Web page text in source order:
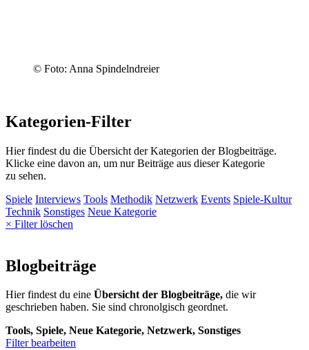
© Foto: Anna Spindelndreier
Kategorien-Filter
Hier findest du die Übersicht der Kategorien der Blogbeiträge.
Klicke eine davon an, um nur Beiträge aus dieser Kategorie
zu sehen.
Spiele Interviews Tools Methodik Netzwerk Events Spiele-Kultur
Technik Sonstiges Neue Kategorie
× Filter löschen
Blogbeiträge
Hier findest du eine Übersicht der Blogbeiträge, die wir
geschrieben haben. Sie sind chronolgisch geordnet.
Tools, Spiele, Neue Kategorie, Netzwerk, Sonstiges
Filter bearbeiten